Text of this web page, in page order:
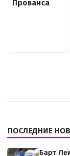
Прованса
ПОСЛЕДНИЕ
Барт